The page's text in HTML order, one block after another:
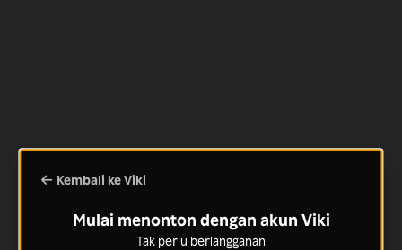
Kembali ke Viki
Mulai menonton dengan akun Viki
Tak perlu berlangganan